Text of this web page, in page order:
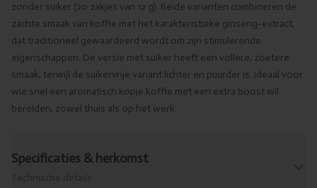
zonder suiker (20 zakjes van 12 g). Beide varianten combineren de
zachte smaak van koffie met het karakteristieke ginseng-extract,
dat traditioneel gewaardeerd wordt om zijn stimulerende
eigenschappen. De versie met suiker heeft een vollere, zoetere
smaak, terwijl de suikervrije variant lichter en puurder is. Ideaal voor
wie snel een aromatisch kopje koffie met een extra boost wil
bereiden, zowel thuis als op het werk.
Specificaties & herkomst